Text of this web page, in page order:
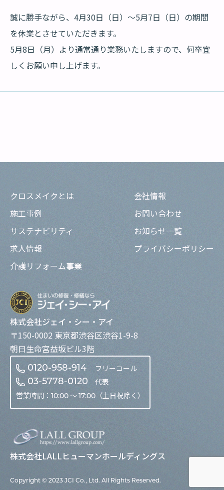
誠に勝手ながら、4月30日（日）～5月7日（日）の期間
を休業とさせていただきます。
5月8日（月）より通常通り業務いたしますので、何卒宜
しくお願い申し上げます。
株式会社ジェイ・シー・アイ
〒150-0002 東京都渋谷区渋谷1-9-8
朝日生命宮益坂ビル3階
0120-958-914 フリーコール
03-5778-0120
代表
営業時間： 10:00 〜 17:00 （土日祝除く）
株式会社LALLヒューマンホールディングス
クロスメイクとは
施工事例
サステナビリティ
求人情報
介護リフォーム事業
会社情報
お問い合わせ
お知らせ一覧
プライバシーポリシー
Copyright © 2023 JCI Co., Ltd. All Rights Reserved.